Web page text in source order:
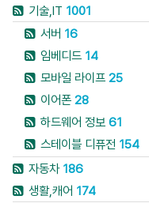
기술,IT 1001
서버 16
임베디드 14
모바일 라이프 25
이어폰 28
하드웨어 정보 61
스테이블 디퓨전 154
자동차 186
생활,캐어 174